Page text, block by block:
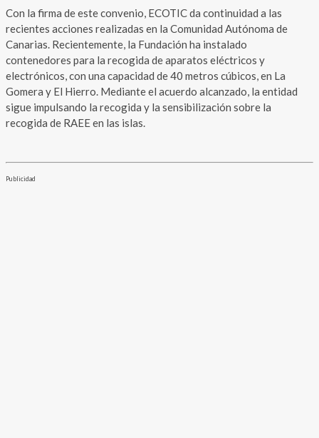
Con la firma de este convenio, ECOTIC da continuidad a las
recientes acciones realizadas en la Comunidad Autónoma de
Canarias. Recientemente, la Fundación ha instalado
contenedores para la recogida de aparatos eléctricos y
electrónicos, con una capacidad de 40 metros cúbicos, en La
Gomera y El Hierro. Mediante el acuerdo alcanzado, la entidad
sigue impulsando la recogida y la sensibilización sobre la
recogida de RAEE en las islas.
Publicidad